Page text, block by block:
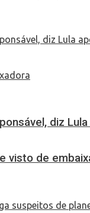
diz Lula
visto de